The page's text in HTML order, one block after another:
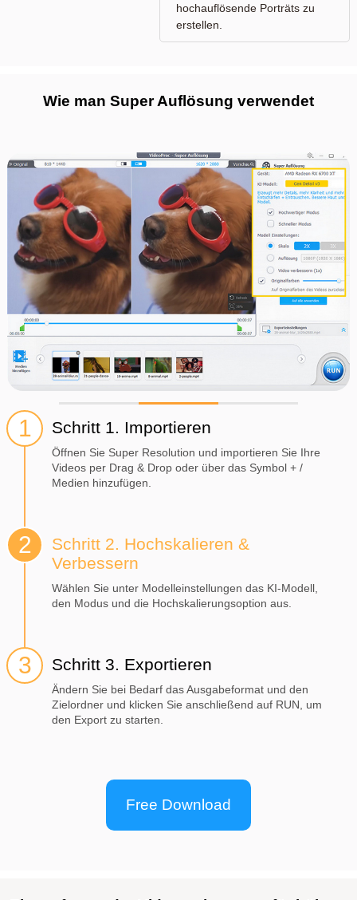
hochauflösende Porträts zu
erstellen.
Wie man Super Auflösung verwendet
Schritt 1. Importieren
Öffnen Sie Super Resolution und importieren Sie Ihre
Videos per Drag & Drop oder über das Symbol + /
Medien hinzufügen.
Schritt 2. Hochskalieren &
Verbessern
Wählen Sie unter Modelleinstellungen das KI-Modell,
den Modus und die Hochskalierungsoption aus.
Schritt 3. Exportieren
Ändern Sie bei Bedarf das Ausgabeformat und den
Zielordner und klicken Sie anschließend auf RUN, um
den Export zu starten.
Free Download